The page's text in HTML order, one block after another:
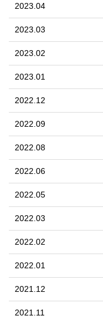
2023.04
2023.03
2023.02
2023.01
2022.12
2022.09
2022.08
2022.06
2022.05
2022.03
2022.02
2022.01
2021.12
2021.11